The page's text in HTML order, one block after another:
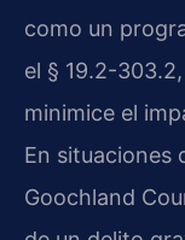
como un
el § 19.2-
minimice el
En situaciones
Goochland